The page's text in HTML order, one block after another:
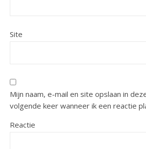
Site
Mijn naam, e-mail en site opslaan in
volgende keer wanneer ik een reactie
Reactie